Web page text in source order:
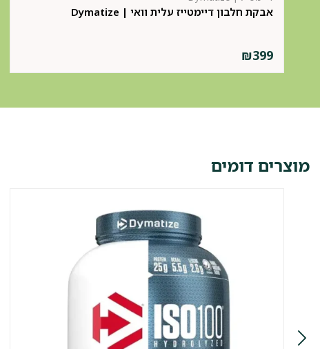
אבקת חלבון דיימטייז עלית וואי | Dymatize
₪399
מוצרים דומים